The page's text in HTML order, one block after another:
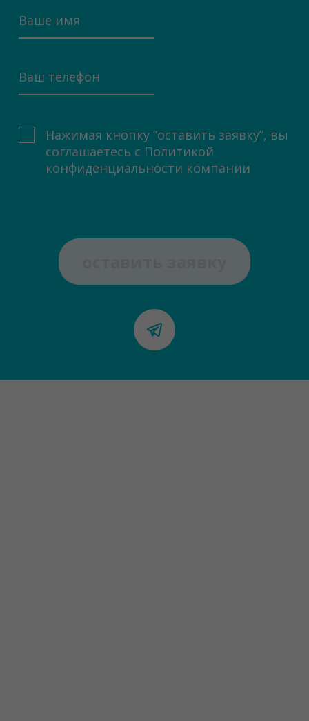
Нажимая кнопку “оставить заявку”, вы
соглашаетесь с Политикой
конфиденциальности компании